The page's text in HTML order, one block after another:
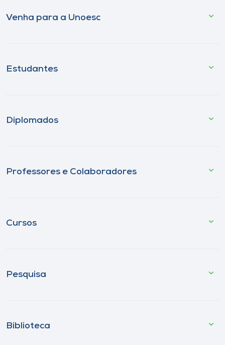
Venha para a Unoesc
Estudantes
Diplomados
Professores e Colaboradores
Cursos
Pesquisa
Biblioteca